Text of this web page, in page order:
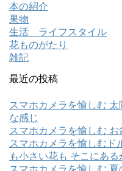
本の紹介
果物
生活 ライフスタイル
花ものがたり
雑記
最近の投稿
スマホカメラを愉しむ
な感じ
スマホカメラを愉しむ
スマホカメラを愉しむド
も小さい花も そこにある